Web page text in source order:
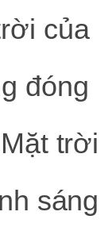
của
đóng
trời
sáng